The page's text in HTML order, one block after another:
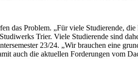
das Problem. „Für viele Studierende,
Trier. Viele Studierende sind
23/24. „Wir brauchen eine
auch die aktuellen Forderungen vom